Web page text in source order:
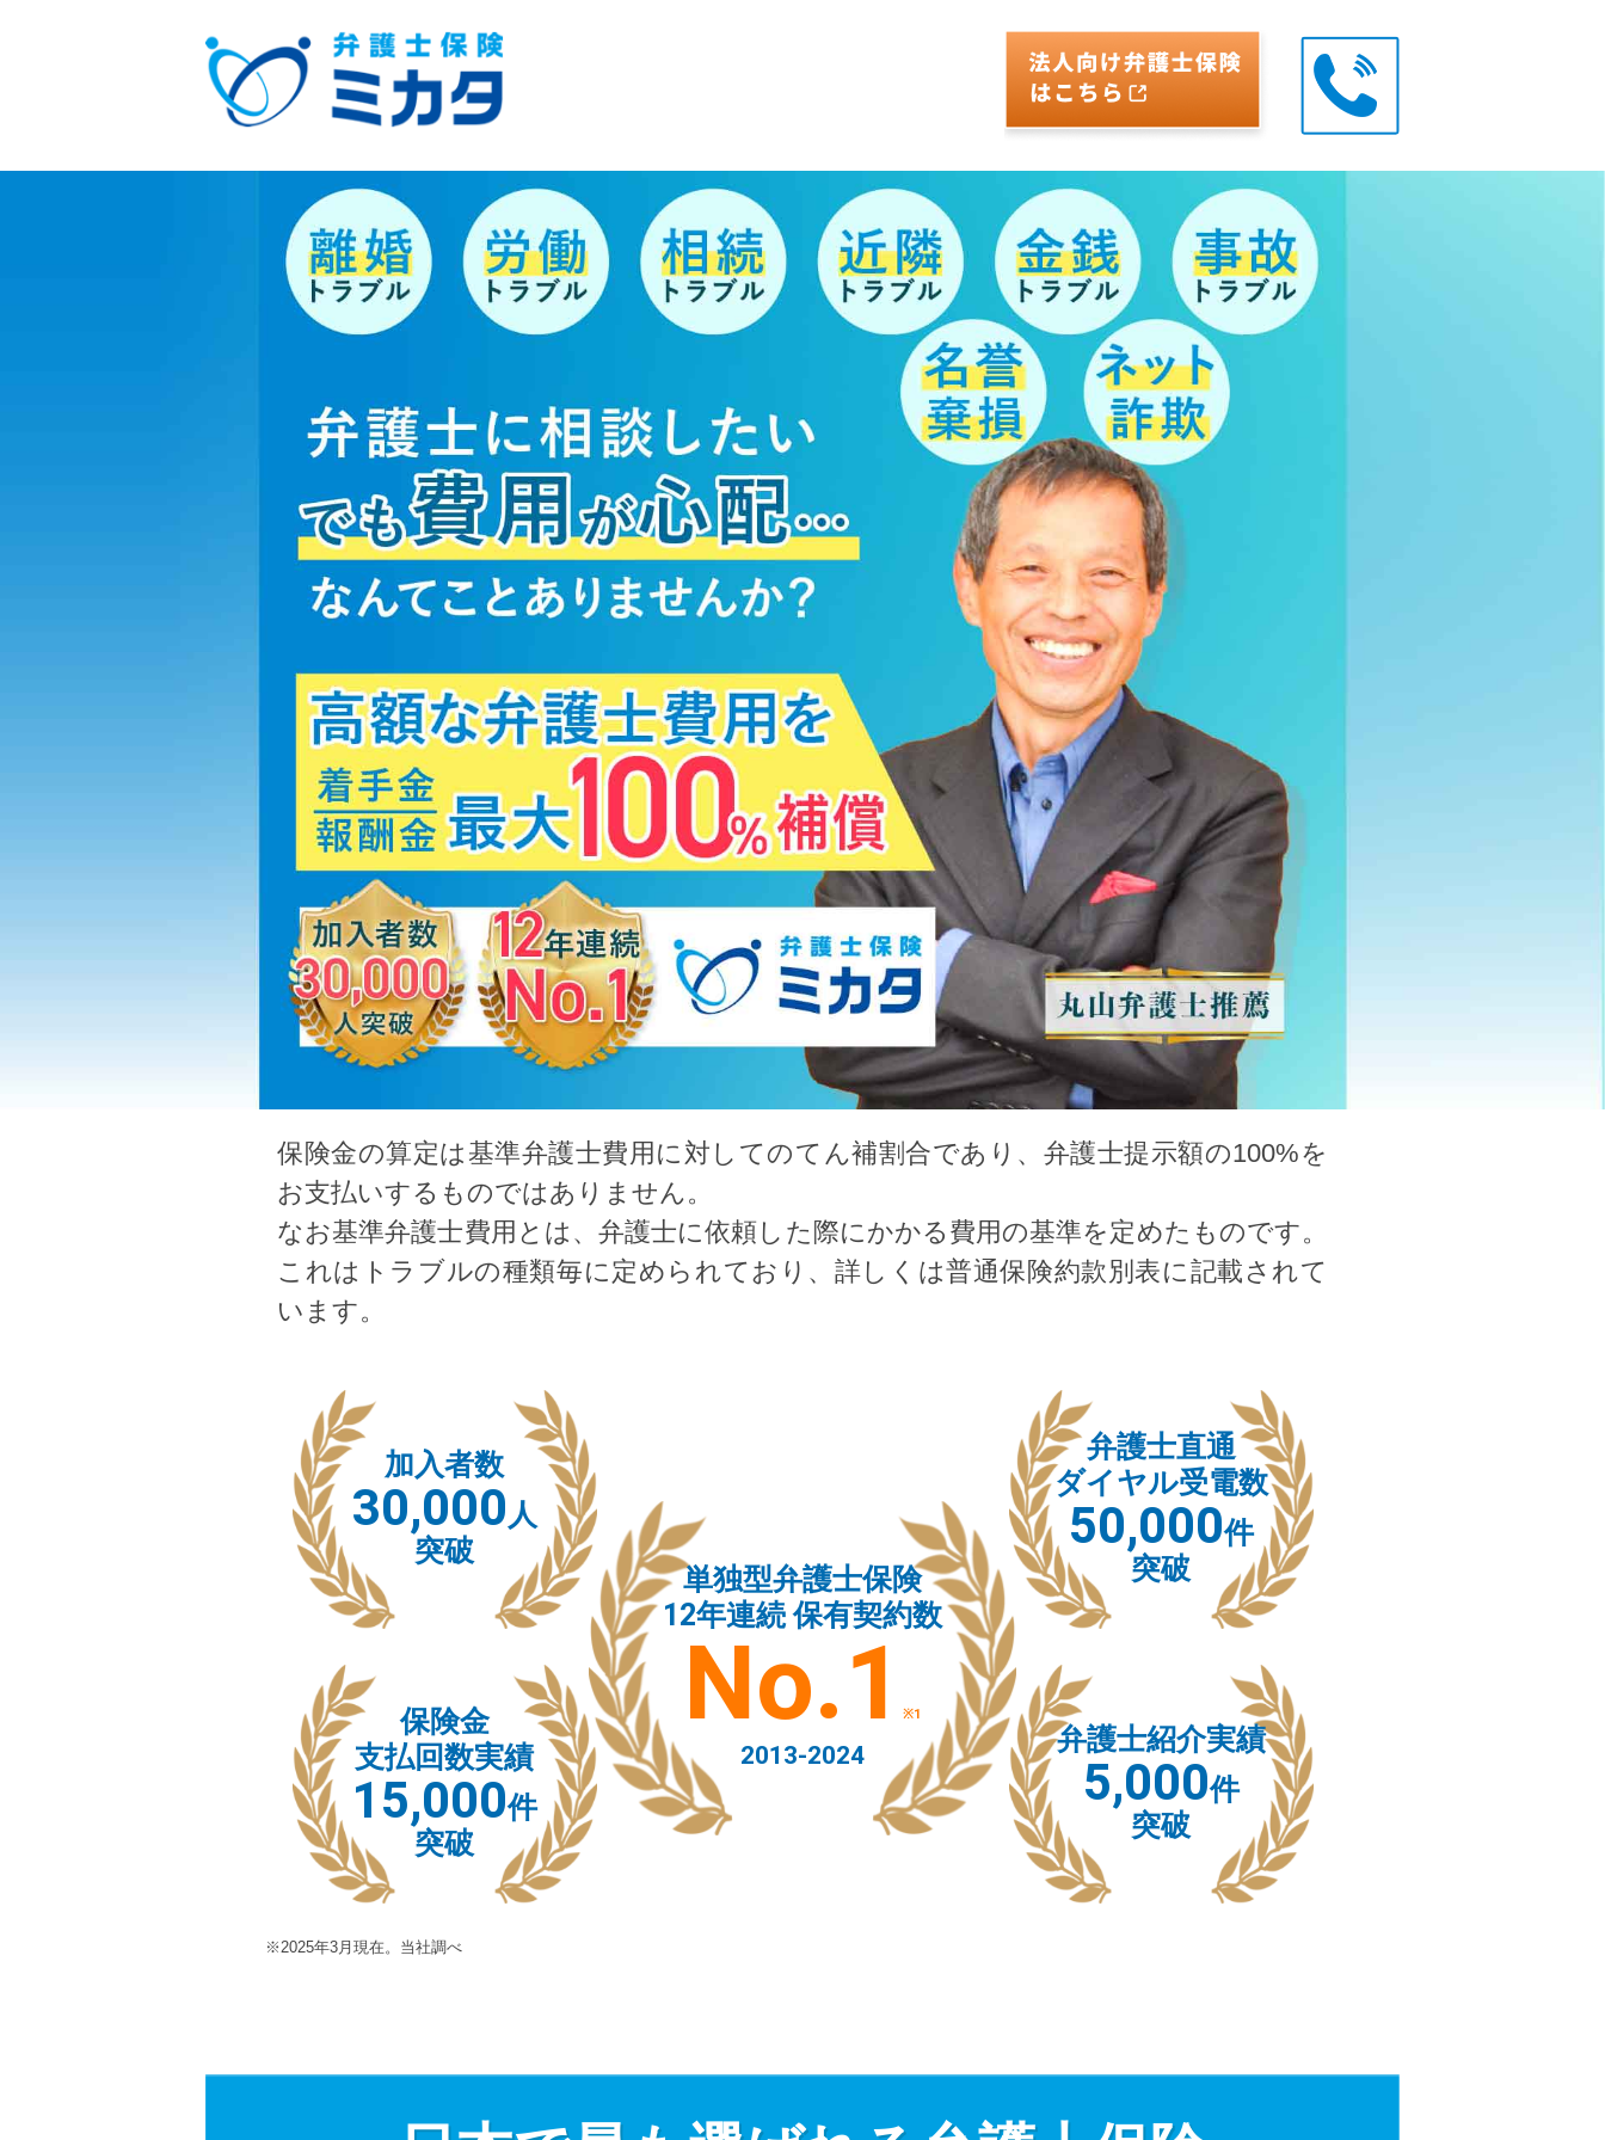
保険金の算定は基準弁護士費用に対してのてん補割合であり、弁護士提示額の100%を
お支払いするものではありません。
なお基準弁護士費用とは、弁護士に依頼した際にかかる費用の基準を定めたものです。
これはトラブルの種類毎に定められており、詳しくは普通保険約款別表に記載されて
います。
加入者数
30,000人
突破
保険金
支払回数実績
15,000件
突破
単独型弁護士保険
12年連続 保有契約数
No.1 ※1
2013-2024
弁護士直通
ダイヤル受電数
50,000件
突破
弁護士紹介実績
5,000件
突破
※2025年3月現在。当社調べ